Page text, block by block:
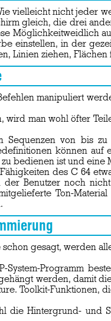
vielleicht nicht jeder
gleich, die drei
Möglichkeitweidlich
einstellen, in der
Linien ziehen,
manipuliert
man wohl öfter
Sequenzen von bis
können
bedienen ist und
des C 64
Benutzer noch
Ton-
gesagt, werden
Programm
werden, damit
Toolkit-Funktionen,
die Hintergrund- und